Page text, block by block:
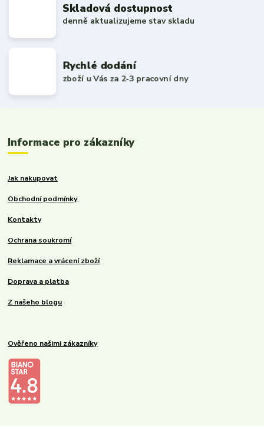
Skladová dostupnost
denně aktualizujeme stav skladu
Rychlé dodání
zboží u Vás za 2-3 pracovní dny
Informace pro zákazníky
Jak nakupovat
Obchodní podmínky
Kontakty
Ochrana soukromí
Reklamace a vrácení zboží
Doprava a platba
Z našeho blogu
Ověřeno našimi zákazníky